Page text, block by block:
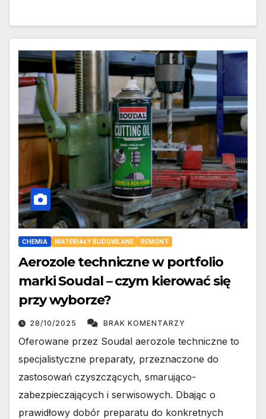
CHEMIA MATERIAŁY BUDOWLANE REMONT
Aerozole techniczne w portfolio
marki Soudal – czym kierować się
przy wyborze?
28/10/2025 BRAK KOMENTARZY
Oferowane przez Soudal aerozole techniczne to
specjalistyczne preparaty, przeznaczone do
zastosowań czyszczących, smarująco-
zabezpieczających i serwisowych. Dbając o
prawidłowy dobór preparatu do konkretnych